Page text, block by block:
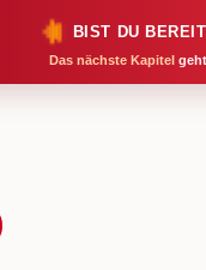
BIST DU
Das nächste Kapitel